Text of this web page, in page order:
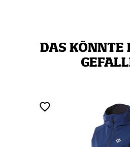
DAS KÖNNTE